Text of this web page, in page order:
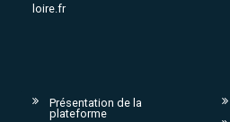
loire.fr
Présentation de la
plateforme